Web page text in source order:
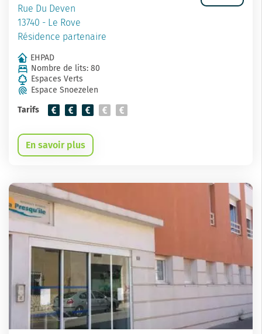
Rue Du Deven
13740 - Le Rove
Résidence partenaire
EHPAD
Nombre de lits: 80
Espaces Verts
Espace Snoezelen
Tarifs
En savoir plus